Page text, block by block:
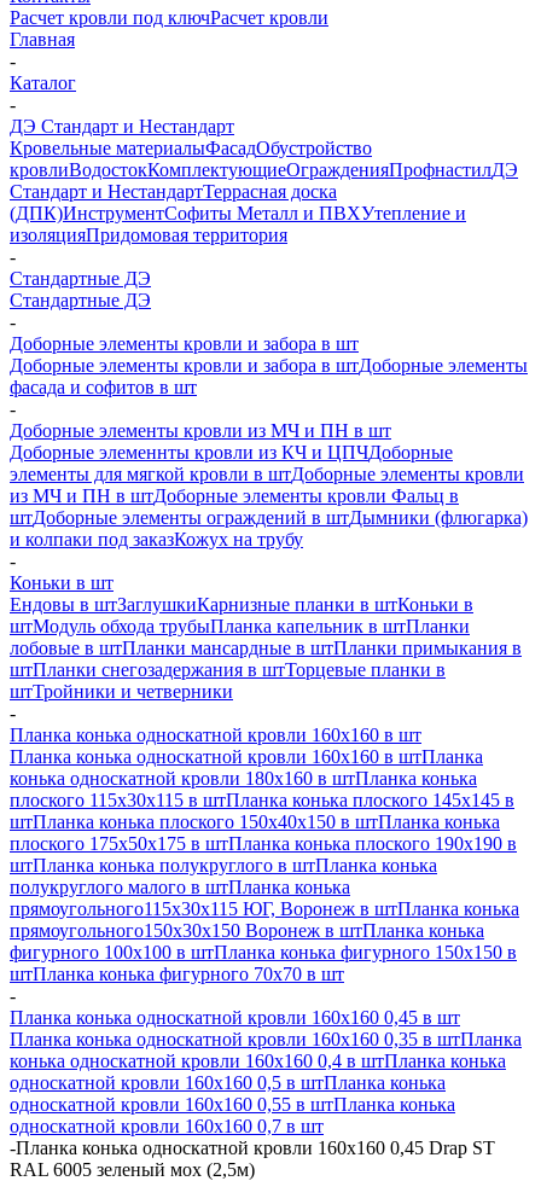
Расчет кровли под ключРасчет кровли
Главная
-
Каталог
-
ДЭ Стандарт и Нестандарт
Кровельные материалыФасадОбустройство
кровлиВодостокКомплектующиеОгражденияПрофнастилДЭ
Стандарт и НестандартТеррасная доска
(ДПК)ИнструментСофиты Металл и ПВХУтепление и
изоляцияПридомовая территория
-
Стандартные ДЭ
Стандартные ДЭ
-
Доборные элементы кровли и забора в шт
Доборные элементы кровли и забора в штДоборные элементы
фасада и софитов в шт
-
Доборные элементы кровли из МЧ и ПН в шт
Доборные элеменнты кровли из КЧ и ЦПЧДоборные
элементы для мягкой кровли в штДоборные элементы кровли
из МЧ и ПН в штДоборные элементы кровли Фальц в
штДоборные элементы ограждений в штДымники (флюгарка)
и колпаки под заказКожух на трубу
-
Коньки в шт
Ендовы в штЗаглушкиКарнизные планки в штКоньки в
штМодуль обхода трубыПланка капельник в штПланки
лобовые в штПланки мансардные в штПланки примыкания в
штПланки снегозадержания в штТорцевые планки в
штТройники и четверники
-
Планка конька односкатной кровли 160х160 в шт
Планка конька односкатной кровли 160х160 в штПланка
конька односкатной кровли 180х160 в штПланка конька
плоского 115х30х115 в штПланка конька плоского 145х145 в
штПланка конька плоского 150х40х150 в штПланка конька
плоского 175х50х175 в штПланка конька плоского 190х190 в
штПланка конька полукруглого в штПланка конька
полукруглого малого в штПланка конька
прямоугольного115х30х115 ЮГ, Воронеж в штПланка конька
прямоугольного150х30х150 Воронеж в штПланка конька
фигурного 100x100 в штПланка конька фигурного 150x150 в
штПланка конька фигурного 70x70 в шт
-
Планка конька односкатной кровли 160х160 0,45 в шт
Планка конька односкатной кровли 160х160 0,35 в штПланка
конька односкатной кровли 160х160 0,4 в штПланка конька
односкатной кровли 160х160 0,5 в штПланка конька
односкатной кровли 160х160 0,55 в штПланка конька
односкатной кровли 160х160 0,7 в шт
-Планка конька односкатной кровли 160x160 0,45 Drap ST
RAL 6005 зеленый мох (2,5м)